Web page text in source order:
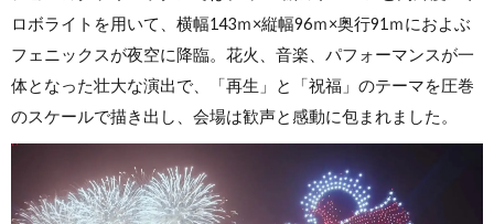
ロボライトを用いて、横幅143ｍ×縦幅96ｍ×奥行91ｍにおよぶ
フェニックスが夜空に降臨。花火、音楽、パフォーマンスが一
体となった壮大な演出で、「再生」と「祝福」のテーマを圧巻
のスケールで描き出し、会場は歓声と感動に包まれました。